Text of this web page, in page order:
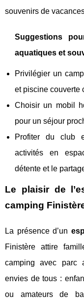
souvenirs de
Suggestions
aquatiques et
Privilégier un
et piscine couverte
Choisir un mobil
pour un séjour
Profiter du club
activités en
détente et le
Le plaisir de
camping
La présence d’un
Finistère attire
camping avec parc
envies de tous :
ou amateurs de